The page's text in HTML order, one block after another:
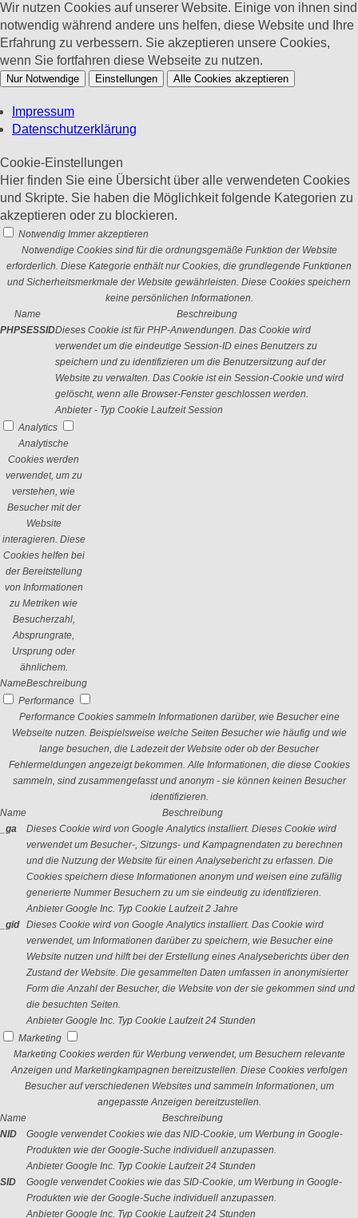
Wir nutzen Cookies auf unserer Website. Einige von ihnen sind
notwendig während andere uns helfen, diese Website und Ihre
Erfahrung zu verbessern. Sie akzeptieren unsere Cookies,
wenn Sie fortfahren diese Webseite zu nutzen.
Nur Notwendige Einstellungen Alle Cookies akzeptieren
Impressum
Datenschutzerklärung
Cookie-Einstellungen
Hier finden Sie eine Übersicht über alle verwendeten Cookies
und Skripte. Sie haben die Möglichkeit folgende Kategorien zu
akzeptieren oder zu blockieren.
Notwendig Immer akzeptieren
Notwendige Cookies sind für die ordnungsgemäße Funktion der Website
erforderlich. Diese Kategorie enthält nur Cookies, die grundlegende Funktionen
und Sicherheitsmerkmale der Website gewährleisten. Diese Cookies speichern
keine persönlichen Informationen.
Name
Beschreibung
PHPSESSIDDieses Cookie ist für PHP-Anwendungen. Das Cookie wird
verwendet um die eindeutige Session-ID eines Benutzers zu
speichern und zu identifizieren um die Benutzersitzung auf der
Website zu verwalten. Das Cookie ist ein Session-Cookie und wird
gelöscht, wenn alle Browser-Fenster geschlossen werden.
Anbieter - Typ Cookie Laufzeit Session
Analytics
Analytische
Cookies werden
verwendet, um zu
verstehen, wie
Besucher mit der
Website
interagieren. Diese
Cookies helfen bei
der Bereitstellung
von Informationen
zu Metriken wie
Besucherzahl,
Absprungrate,
Ursprung oder
ähnlichem.
NameBeschreibung
Performance
Performance Cookies sammeln Informationen darüber, wie Besucher eine
Webseite nutzen. Beispielsweise welche Seiten Besucher wie häufig und wie
lange besuchen, die Ladezeit der Website oder ob der Besucher
Fehlermeldungen angezeigt bekommen. Alle Informationen, die diese Cookies
sammeln, sind zusammengefasst und anonym - sie können keinen Besucher
identifizieren.
Name
Beschreibung
_ga
Dieses Cookie wird von Google Analytics installiert. Dieses Cookie wird
verwendet um Besucher-, Sitzungs- und Kampagnendaten zu berechnen
und die Nutzung der Website für einen Analysebericht zu erfassen. Die
Cookies speichern diese Informationen anonym und weisen eine zufällig
generierte Nummer Besuchern zu um sie eindeutig zu identifizieren.
Anbieter Google Inc. Typ Cookie Laufzeit 2 Jahre
_gid
Dieses Cookie wird von Google Analytics installiert. Das Cookie wird
verwendet, um Informationen darüber zu speichern, wie Besucher eine
Website nutzen und hilft bei der Erstellung eines Analyseberichts über den
Zustand der Website. Die gesammelten Daten umfassen in anonymisierter
Form die Anzahl der Besucher, die Website von der sie gekommen sind und
die besuchten Seiten.
Anbieter Google Inc. Typ Cookie Laufzeit 24 Stunden
Marketing
Marketing Cookies werden für Werbung verwendet, um Besuchern relevante
Anzeigen und Marketingkampagnen bereitzustellen. Diese Cookies verfolgen
Besucher auf verschiedenen Websites und sammeln Informationen, um
angepasste Anzeigen bereitzustellen.
Name
Beschreibung
NID
Google verwendet Cookies wie das NID-Cookie, um Werbung in Google-
Produkten wie der Google-Suche individuell anzupassen.
Anbieter Google Inc. Typ Cookie Laufzeit 24 Stunden
SID
Google verwendet Cookies wie das SID-Cookie, um Werbung in Google-
Produkten wie der Google-Suche individuell anzupassen.
Anbieter Google Inc. Typ Cookie Laufzeit 24 Stunden